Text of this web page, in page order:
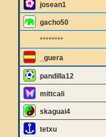
josean1
gacho50
********
_guera
pandilla12
mittcali
skaguai4
tetxu